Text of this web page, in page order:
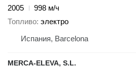
2005
998 м/ч
Топливо электро
Испания, Barcelona
MERCA-ELEVA, S.L.